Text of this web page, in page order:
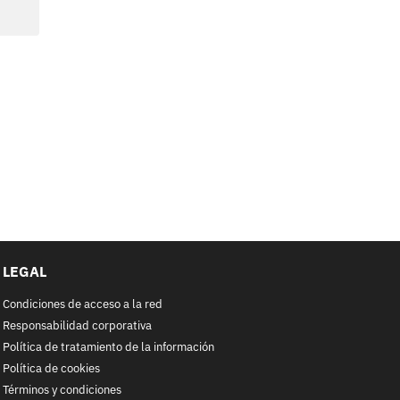
LEGAL
Condiciones de acceso a la red
Responsabilidad corporativa
Política de tratamiento de la información
Política de cookies
Términos y condiciones